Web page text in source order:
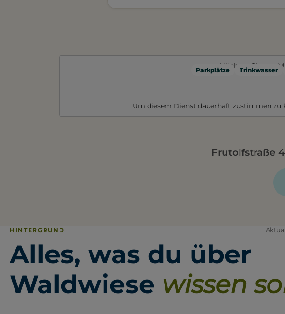
Parkplätze Trinkwasser
Möchten Sie von
Um diesem Dienst dauerhaft zustimmen zu
Frutolfstraße
HINTERGRUND
Alles, was du über
Waldwiese wissen